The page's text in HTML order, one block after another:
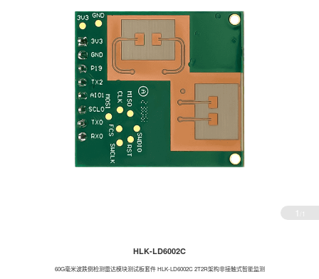
1 /1
HLK-LD6002C
60G毫米波跌倒检测雷达模块测试板套件 HLK-LD6002C 2T2R架构非接触式智能监测